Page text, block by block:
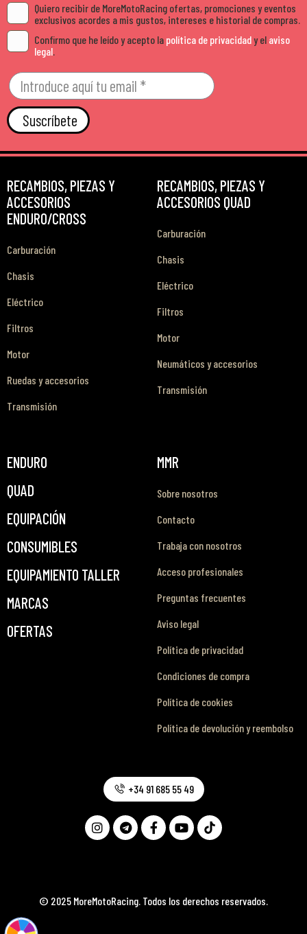
Quiero recibir de MoreMotoRacing ofertas, promociones y eventos
exclusivos acordes a mis gustos, intereses e historial de compras.
Confirmo que he leído y acepto la política de privacidady el aviso
legal
Suscríbete
RECAMBIOS, PIEZAS Y
ACCESORIOS
ENDURO/CROSS
Carburación
Chasis
Eléctrico
Filtros
Motor
Ruedas y accesorios
Transmisión
RECAMBIOS, PIEZAS Y
ACCESORIOS QUAD
Carburación
Chasis
Eléctrico
Filtros
Motor
Neumáticos y accesorios
Transmisión
ENDURO
QUAD
EQUIPACIÓN
CONSUMIBLES
EQUIPAMIENTO TALLER
MARCAS
OFERTAS
MMR
Sobre nosotros
Contacto
Trabaja con nosotros
Acceso profesionales
Preguntas frecuentes
Aviso legal
Política de privacidad
Condiciones de compra
Política de cookies
Política de devolución y reembolso
© 2025 MoreMotoRacing. Todos los derechos reservados.
+34 91 685 55 49